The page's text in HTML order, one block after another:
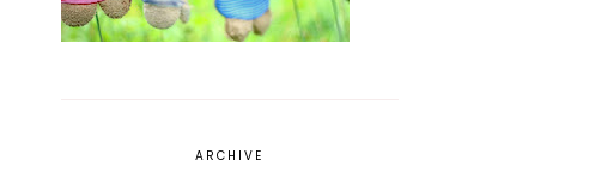
ARCHIVE